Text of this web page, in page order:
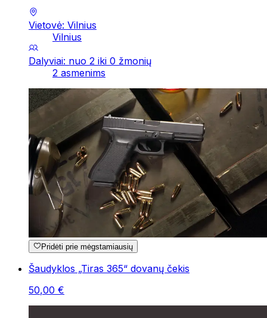
Vietovė: Vilnius
Vilnius
Dalyviai: nuo 2 iki 0 žmonių
2 asmenims
Pridėti prie mėgstamiausių
Šaudyklos „Tiras 365“ dovanų čekis
50,00 €